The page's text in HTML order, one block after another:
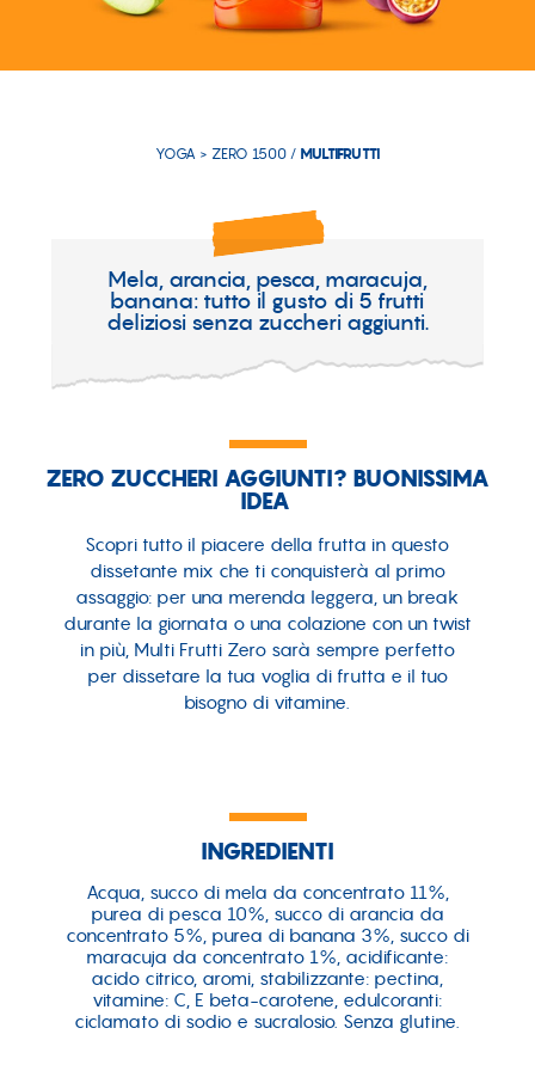
YOGA > ZERO 1500 / MULTIFRUTTI
Mela, arancia, pesca, maracuja,
banana: tutto il gusto di 5 frutti
deliziosi senza zuccheri aggiunti.​
ZERO ZUCCHERI AGGIUNTI? BUONISSIMA
IDEA​ ​
Scopri tutto il piacere della frutta in questo
dissetante mix che ti conquisterà al primo
assaggio: per una merenda leggera, un break
durante la giornata o una colazione con un twist
in più, Multi Frutti Zero sarà sempre perfetto
per dissetare la tua voglia di frutta e il tuo
bisogno di vitamine.
INGREDIENTI
Acqua, succo di mela da concentrato 11%,
purea di pesca 10%, succo di arancia da
concentrato 5%, purea di banana 3%, succo di
maracuja da concentrato 1%, acidificante:
acido citrico, aromi, stabilizzante: pectina,
vitamine: C, E beta-carotene, edulcoranti:
ciclamato di sodio e sucralosio. Senza glutine.